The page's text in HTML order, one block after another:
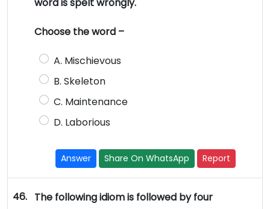
word is spelt wrongly.
Choose the word –
A. Mischievous
B. Skeleton
C. Maintenance
D. Laborious
Answer Share On WhatsApp Report
46. The following idiom is followed by four